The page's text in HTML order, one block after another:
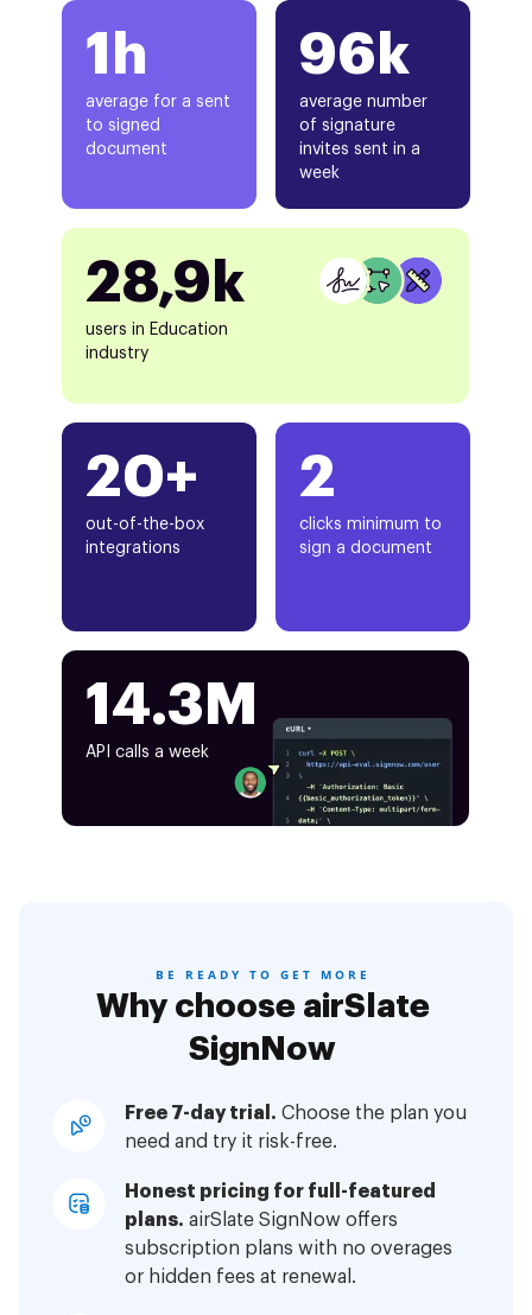
1h
average for a sent
to signed
document
20+
out-of-the-box
integrations
96k
average number
of signature
invites sent in a
week
28,9k
users in Education
industry
2
clicks minimum to
sign a document
14.3M
API calls a week
BE READY TO GET MORE
Why choose airSlate
SignNow
Free 7-day trial. Choose the plan you
need and try it risk-free.
Honest pricing for full-featured
plans. airSlate SignNow offers
subscription plans with no overages
or hidden fees at renewal.